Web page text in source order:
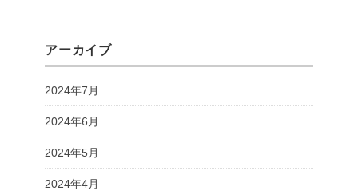
アーカイブ
2024年7月
2024年6月
2024年5月
2024年4月